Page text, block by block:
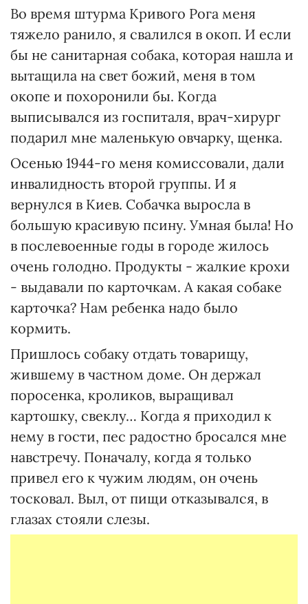
Во время штурма Кривого Рога меня
тяжело ранило, я свалился в окоп. И если
бы не санитарная собака, которая нашла и
вытащила на свет божий, меня в том
окопе и похоронили бы. Когда
выписывался из госпиталя, врач-хирург
подарил мне маленькую овчарку, щенка.
Осенью 1944-го меня комиссовали, дали
инвалидность второй группы. И я
вернулся в Киев. Собачка выросла в
большую красивую псину. Умная была! Но
в послевоенные годы в городе жилось
очень голодно. Продукты - жалкие крохи
- выдавали по карточкам. А какая собаке
карточка? Нам ребенка надо было
кормить.
Пришлось собаку отдать товарищу,
жившему в частном доме. Он держал
поросенка, кроликов, выращивал
картошку, свеклу… Когда я приходил к
нему в гости, пес радостно бросался мне
навстречу. Поначалу, когда я только
привел его к чужим людям, он очень
тосковал. Выл, от пищи отказывался, в
глазах стояли слезы.